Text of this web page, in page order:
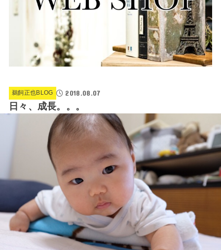
鵜飼正也BLOG 2018.08.07
日々、成長。。。